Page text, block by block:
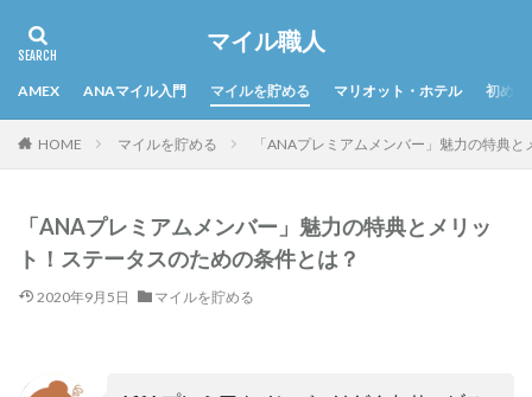
マイル職人
AMEX ANAマイル入門 マイルを貯める マリオット・ホテル 初めて
HOME マイルを貯める 「ANAプレミアムメンバー」魅力の特典
「ANAプレミアムメンバー」魅力の特典とメリッ
ト！ステータスのための条件とは？
2020年9月5日 マイルを貯める